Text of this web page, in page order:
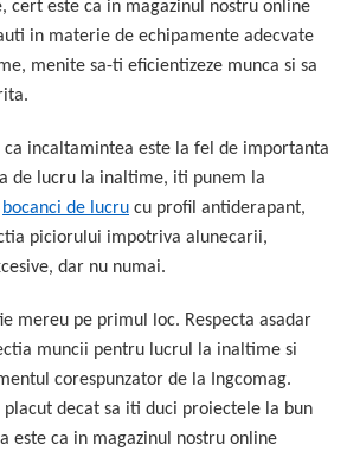
cert este ca in magazinul nostru online
in materie de echipamente adecvate
menite sa-ti eficientizeze munca si sa
ca incaltamintea este la fel de importanta
de lucru la inaltime, iti punem la
bocanci de lucru cu profil antiderapant,
piciorului impotriva alunecarii,
dar nu numai.
mereu pe primul loc. Respecta asadar
muncii pentru lucrul la inaltime si
corespunzator de la Ingcomag.
decat sa iti duci proiectele la bun
este ca in magazinul nostru online